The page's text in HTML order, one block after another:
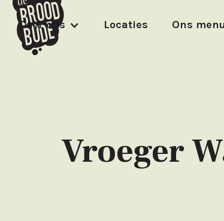
Over ons Locaties Ons
Vroeger